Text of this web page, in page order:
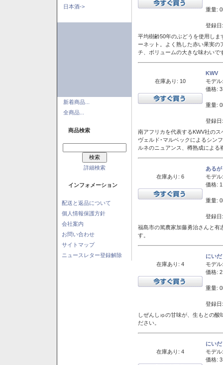
日本酒->
新着商品...
全商品...
商品検索
詳細検索
インフォメーション
配送と返品について
個人情報保護方針
会社案内
お問い合わせ
サイトマップ
ニュースレター登録解除
重量:
登録
平均樹齢50年のぶどうを使用し
ーネット。よく熟した赤い果実
チ、ボリュームの大きな味わいで
在庫あり: 10
KWV
モデル:
価格:
重量:
登録
南アフリカを代表するKWV社の
ヴェルド･マルベックによるシン
ルネのニュアンス、樽熟成によ
在庫あり: 6
ある
モデル:
価格:
重量:
登録
福島市の篤農家加藤勇治さんと有
す。
在庫あり: 4
にい
モデル:
価格:
重量:
登録
しぜんしゅの甘味が、生もとの
ださい。
在庫あり: 4
にい
モデル:
価格: